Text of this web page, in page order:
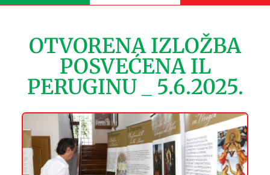
OTVORENA IZLOŽBA
POSVEĆENA IL
PERUGINU _ 5.6.2025.